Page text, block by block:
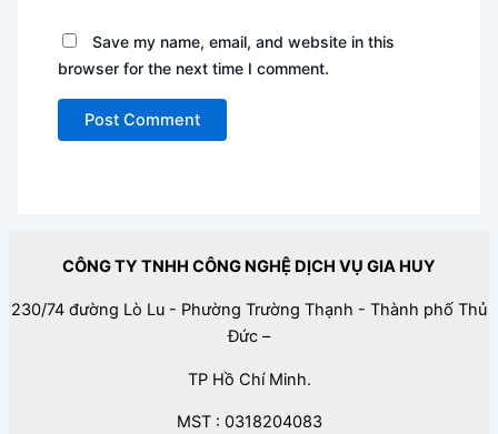
Save my name, email, and website in this
browser for the next time I comment.
CÔNG TY TNHH CÔNG NGHỆ DỊCH VỤ GIA HUY
230/74 đường Lò Lu - Phường Trường Thạnh - Thành phố Thủ
Đức –
TP Hồ Chí Minh.
MST : 0318204083